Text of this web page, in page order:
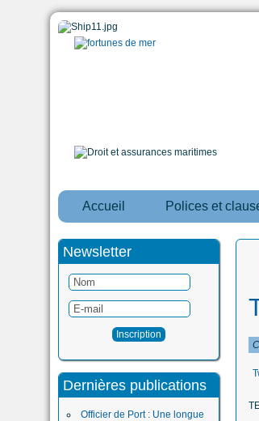
Accueil Polices et
Newsletter
Dernières publications
Officier de Port : Une longue